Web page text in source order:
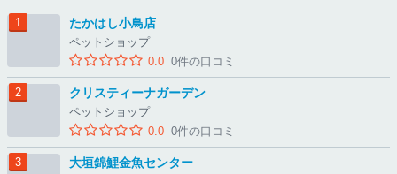
たかはし小鳥店
ペットショップ
0.0 0件の口コミ
クリスティーナガーデン
ペットショップ
0.0 0件の口コミ
大垣錦鯉金魚センター